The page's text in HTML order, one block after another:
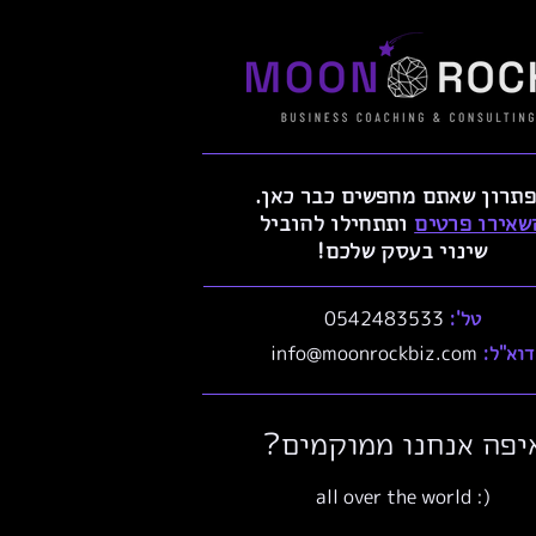
שאתם מחפשים כבר כאן.
פרטים ותתחילו להוביל
שינוי בעסק שלכם!
טל':
דוא"ל:
אנחנו ממוקמים?
(: all over the world